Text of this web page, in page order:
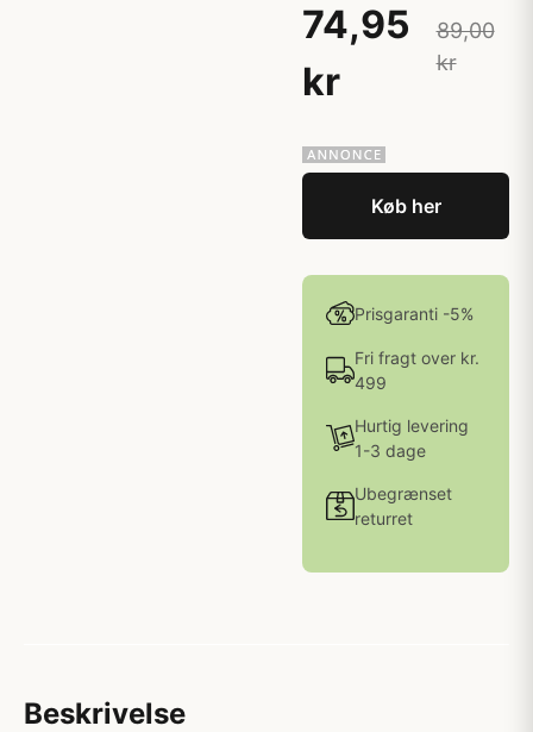
74,95
kr
89,00
kr
Køb her
Prisgaranti -5%
Fri fragt over kr.
499
Hurtig levering
1-3 dage
Ubegrænset
returret
Beskrivelse